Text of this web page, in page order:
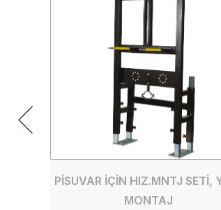
PİSUVAR İÇİN HIZ.MNTJ SETİ,
MONTAJ